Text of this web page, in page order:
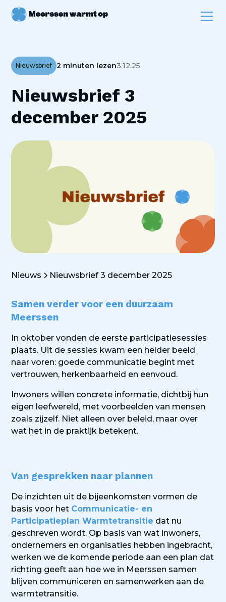
Nieuwsbrief 2 minuten lezen3.12.25
Nieuwsbrief 3
december 2025
Nieuws Nieuwsbrief 3 december 2025
Samen verder voor een duurzaam
Meerssen
In oktober vonden de eerste participatiesessies
plaats. Uit de sessies kwam een helder beeld
naar voren: goede communicatie begint met
vertrouwen, herkenbaarheid en eenvoud.
Inwoners willen concrete informatie, dichtbij hun
eigen leefwereld, met voorbeelden van mensen
zoals zijzelf. Niet alleen over beleid, maar over
wat het in de praktijk betekent.
Van gesprekken naar plannen
De inzichten uit de bijeenkomsten vormen de
basis voor het Communicatie- en
Participatieplan Warmtetransitie dat nu
geschreven wordt. Op basis van wat inwoners,
ondernemers en organisaties hebben ingebracht,
werken we de komende periode aan een plan dat
richting geeft aan hoe we in Meerssen samen
blijven communiceren en samenwerken aan de
warmtetransitie.